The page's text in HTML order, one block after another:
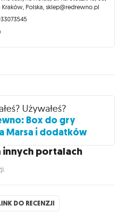
Kraków, Polska, sklep@redrewno.pl
Używałeś?
Box do gry
Marsa i dodatków
innych portalach
DO RECENZJI